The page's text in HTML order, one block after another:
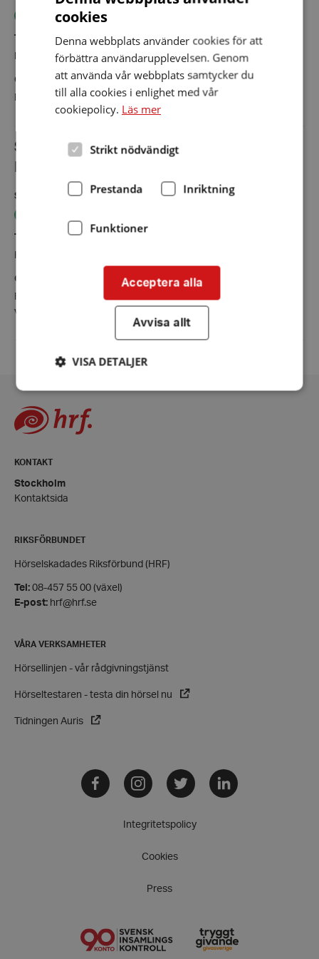
Teleslinga fungerar OK
Typ av lokal/ändamål
Kyrkor och församlingshem
Slingan kollades
27 januari 2021
Övrig information
Liten men aktiv frikyrkoförsamling
St Paulskyrkan/Mötesplats Mariatorget,
Slingans status
Typ av slinga
Typ av lokal/ändamål
Övrig information
Halsslingan får man låna på plats. Sändaren till halsslingan är
välplacerad centralt och högt i taket.
KONTAKT
Stockholm
Kontaktsida
RIKSFÖRBUNDET
Hörselskadades Riksförbund (HRF)
Tel: 08-457 55 00 (växel)
E-post: hrf@hrf.se
VÅRA VERKSAMHETER
Hörsellinjen - vår rådgivningstjänst
Hörseltestaren - testa din hörsel nu
Tidningen Auris
FacebookInstagramTwitter LinkedIn
Integritetspolicy
Cookies
Press
cookies
Denna webbplats använder cookies för att
förbättra användarupplevelsen. Genom
att använda vår webbplats samtycker du
till alla cookies i enlighet med vår
cookiepolicy. Läs mer
Strikt nödvändigt
Prestanda Inriktning
Funktioner
Acceptera alla
Avvisa allt
VISA DETALJER
Strikt nödvändigt
kärnwebbplatsfunktioner som användarinloggning
användas ordentligt utan strikt nödvändiga cookies.
wordpress_test_cookie